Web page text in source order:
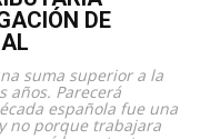
DE
suma superior a la
años. Parecerá
española fue una
no porque trabajara